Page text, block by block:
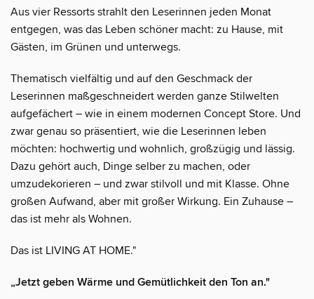
Aus vier Ressorts strahlt den Leserinnen jeden Monat
entgegen, was das Leben schöner macht: zu Hause, mit
Gästen, im Grünen und unterwegs.
Thematisch vielfältig und auf den Geschmack der
Leserinnen maßgeschneidert werden ganze Stilwelten
aufgefächert – wie in einem modernen Concept Store. Und
zwar genau so präsentiert, wie die Leserinnen leben
möchten: hochwertig und wohnlich, großzügig und lässig.
Dazu gehört auch, Dinge selber zu machen, oder
umzudekorieren – und zwar stilvoll und mit Klasse. Ohne
großen Aufwand, aber mit großer Wirkung. Ein Zuhause –
das ist mehr als Wohnen.
Das ist LIVING AT HOME."
„Jetzt geben Wärme und Gemütlichkeit den Ton an."